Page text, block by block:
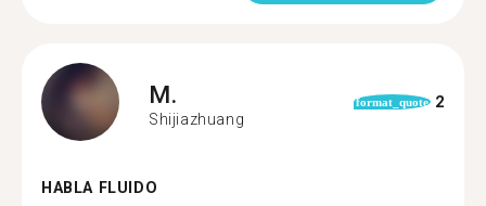
M.
Shijiazhuang
format_quote 2
HABLA FLUIDO